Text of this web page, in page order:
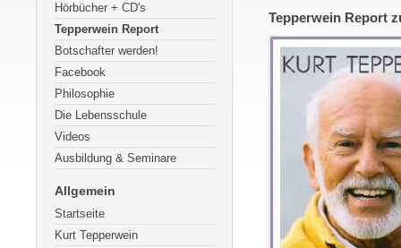
Hörbücher + CD's
Tepperwein Report
Botschafter werden!
Facebook
Philosophie
Die Lebensschule
Videos
Ausbildung & Seminare
Allgemein
Startseite
Kurt Tepperwein
Tepperwein Report